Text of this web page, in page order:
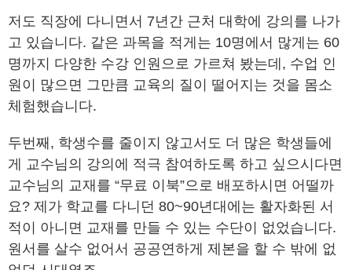
저도 직장에 다니면서 7년간 근처 대학에 강의를 나가
고 있습니다. 같은 과목을 적게는 10명에서 많게는 60
명까지 다양한 수강 인원으로 가르쳐 봤는데, 수업 인
원이 많으면 그만큼 교육의 질이 떨어지는 것을 몸소
체험했습니다.
두번째, 학생수를 줄이지 않고서도 더 많은 학생들에
게 교수님의 강의에 적극 참여하도록 하고 싶으시다면
교수님의 교재를 “무료 이북”으로 배포하시면 어떨까
요? 제가 학교를 다니던 80~90년대에는 활자화된 서
적이 아니면 교재를 만들 수 있는 수단이 없었습니다.
원서를 살수 없어서 공공연하게 제본을 할 수 밖에 없